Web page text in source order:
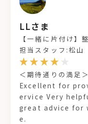
LLさま
【一緒に片付け】
担当スタッフ:松山
＜期待通りの満足＞
Excellent for
ervice Very
great advice for
e.